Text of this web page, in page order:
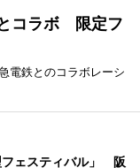
コラボ 限定フ
電鉄とのコラボレーシ
フェスティバル」 阪